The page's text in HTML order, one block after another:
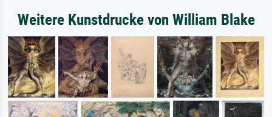
Weitere Kunstdrucke von William Blake